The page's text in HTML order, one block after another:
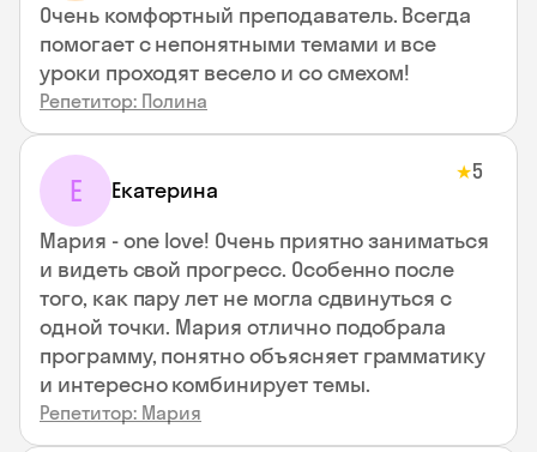
Очень комфортный преподаватель. Всегда
помогает с непонятными темами и все
уроки проходят весело и со смехом!
Репетитор: Полина
Е Екатерина
★5
Мария - one love! Очень приятно заниматься
и видеть свой прогресс. Особенно после
того, как пару лет не могла сдвинуться с
одной точки. Мария отлично подобрала
программу, понятно объясняет грамматику
и интересно комбинирует темы.
Репетитор: Мария